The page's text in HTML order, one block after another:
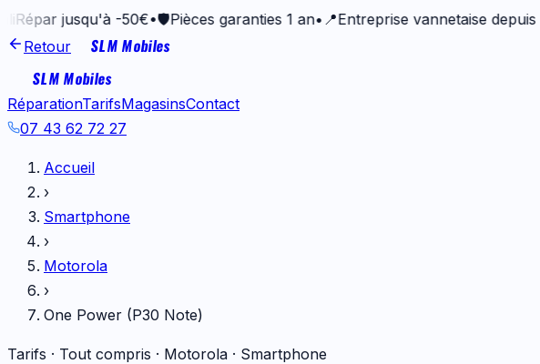
jusqu'à -50€• 🛡️Pièces garanties 1 an•📍 Entreprise vannetaise depuis 2017•
Retour
SLM Mobiles
SLM Mobiles
RéparationTarifsMagasinsContact
07 43 62 72 27
Accueil
›
Smartphone
›
Motorola
›
One Power (P30 Note)
Tarifs · Tout compris · Motorola · Smartphone